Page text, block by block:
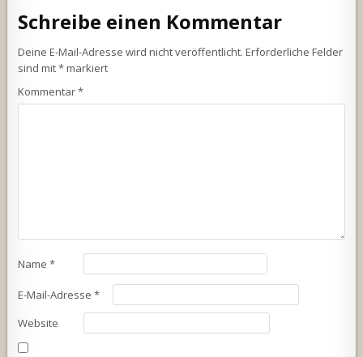
Schreibe einen Kommentar
Deine E-Mail-Adresse wird nicht veröffentlicht. Erforderliche Felder
sind mit*markiert
Kommentar*
Name*
E-Mail-Adresse*
Website